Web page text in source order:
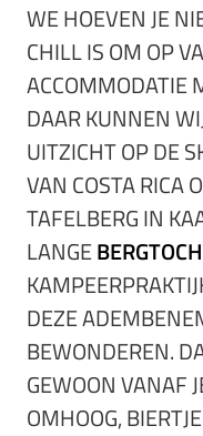
WE HOEVEN JE
CHILL IS OM OP
ACCOMMODATIE
DAAR KUNNEN
UITZICHT OP DE
VAN COSTA RICA
TAFELBERG IN
LANGE
DEZE
BEWONDEREN.
GEWOON VANAF
OMHOOG,